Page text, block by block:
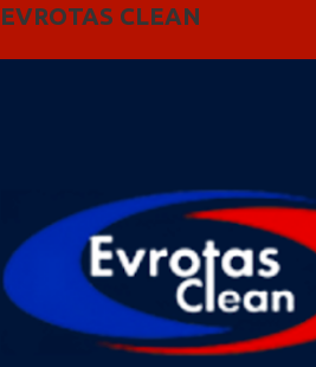
EVROTAS CLEAN